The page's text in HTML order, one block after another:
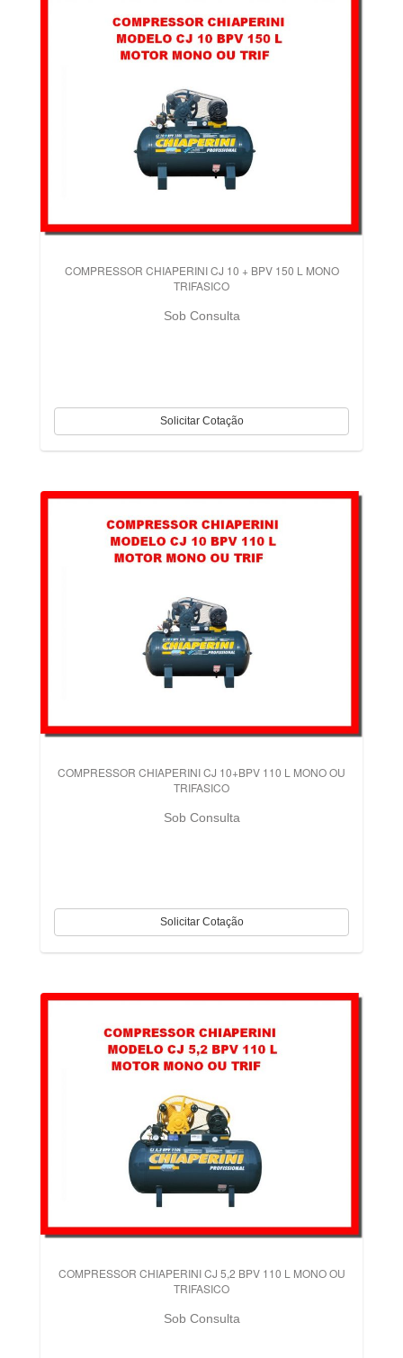
COMPRESSOR CHIAPERINI CJ 10 + BPV 150 L MONO
TRIFASICO
Sob Consulta
COMPRESSOR CHIAPERINI CJ 10+BPV 110 L MONO OU
TRIFASICO
Sob Consulta
COMPRESSOR CHIAPERINI CJ 5,2 BPV 110 L MONO OU
TRIFASICO
Sob Consulta